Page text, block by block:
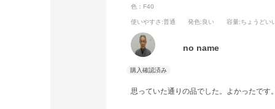
色：F40
使いやすさ :普通 発色:良い 容量:ちょうどい
no name
思っていた通りの品でした。よかったです